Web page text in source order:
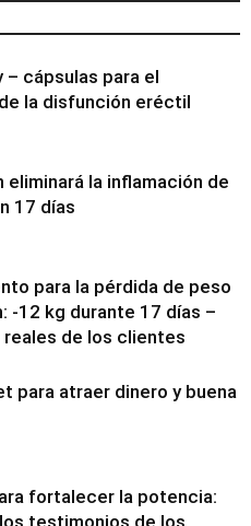
– cápsulas para el
la disfunción eréctil
la inflamación de
17 días
para la pérdida de peso
-12 kg durante 17 días –
de los clientes
para atraer dinero y buena
fortalecer la potencia: